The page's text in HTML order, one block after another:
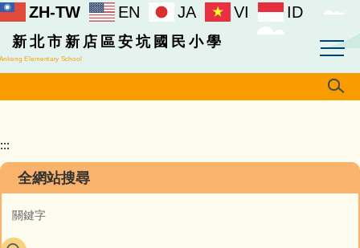
跳
主
要
容
ZH-TW EN JA VI ID
新北市新店區安坑國民小學
Elementary School
:::
全網站搜尋